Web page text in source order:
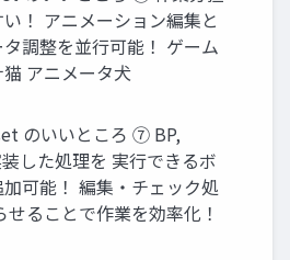
！ アニメーション編集と
調整を並行可能！ ゲーム
アニメータ犬
のいいところ ⑦ BP,
した処理を 実行できるボ
可能！ 編集・チェック処
せることで作業を効率化！